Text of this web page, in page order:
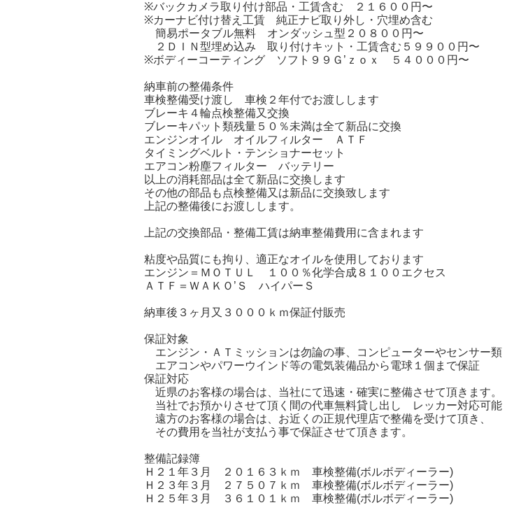
※バックカメラ取り付け部品・工賃含む ２１６００円〜
※カーナビ付け替え工賃 純正ナビ取り外し・穴埋め含む
簡易ポータブル無料 オンダッシュ型２０８００円〜
２ＤＩＮ型埋め込み 取り付けキット・工賃含む５９９００円〜
※ボディーコーティング ソフト９９Ｇ’ｚｏｘ ５４０００円〜
納車前の整備条件
車検整備受け渡し 車検２年付でお渡しします
ブレーキ４輪点検整備又交換
ブレーキパット類残量５０％未満は全て新品に交換
エンジンオイル オイルフィルター ＡＴＦ
タイミングベルト・テンショナーセット
エアコン粉塵フィルター バッテリー
以上の消耗部品は全て新品に交換します
その他の部品も点検整備又は新品に交換致します
上記の整備後にお渡しします。
上記の交換部品・整備工賃は納車整備費用に含まれます
粘度や品質にも拘り、適正なオイルを使用しております
エンジン＝ＭＯＴＵＬ １００％化学合成８１００エクセス
ＡＴＦ＝ＷＡＫＯ’Ｓ ハイパーＳ
納車後３ヶ月又３０００ｋｍ保証付販売
保証対象
エンジン・ＡＴミッションは勿論の事、コンピューターやセンサー類
エアコンやパワーウインド等の電気装備品から電球１個まで保証
保証対応
近県のお客様の場合は、当社にて迅速・確実に整備させて頂きます。
当社でお預かりさせて頂く間の代車無料貸し出し レッカー対応可能
遠方のお客様の場合は、お近くの正規代理店で整備を受けて頂き、
その費用を当社が支払う事で保証させて頂きます。
整備記録簿
Ｈ２１年３月 ２０１６３ｋｍ 車検整備(ボルボディーラー)
Ｈ２３年３月 ２７５０７ｋｍ 車検整備(ボルボディーラー)
Ｈ２５年３月 ３６１０１ｋｍ 車検整備(ボルボディーラー)